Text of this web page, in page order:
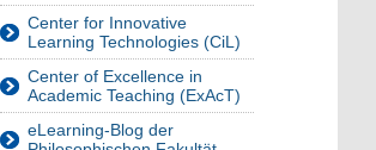
Center for Innovative
Learning Technologies (CiL)
Center of Excellence in
Academic Teaching (ExAcT)
eLearning-Blog der